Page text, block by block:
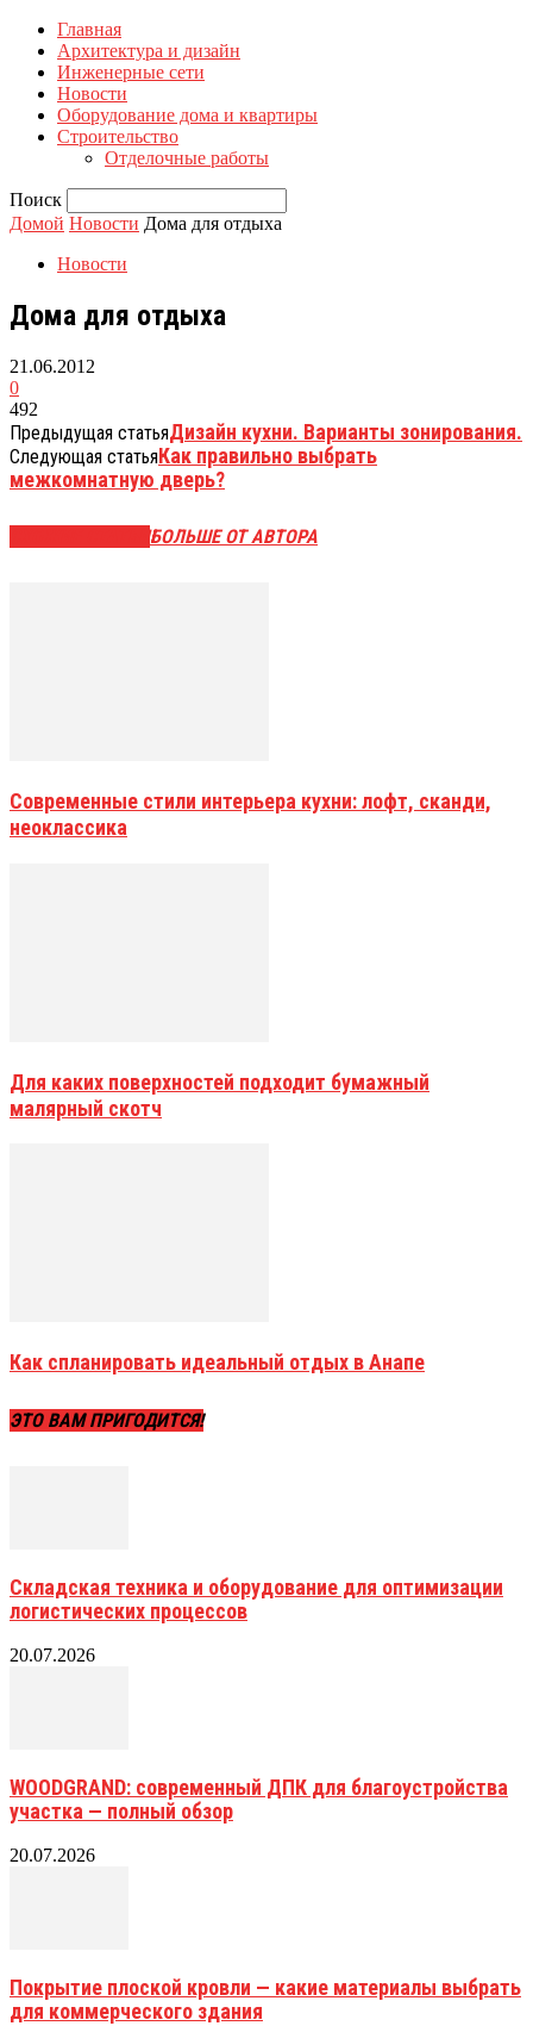
Главная
Архитектура и дизайн
Инженерные сети
Новости
Оборудование дома и квартиры
Строительство
Отделочные работы
Поиск
Домой Новости Дома для отдыха
Новости
Дома для отдыха
21.06.2012
0
492
Предыдущая статьяДизайн кухни. Варианты зонирования.
Следующая статьяКак правильно выбрать
межкомнатную дверь?
БОЛЬШЕ ОТ АВТОРА
Современные стили интерьера кухни: лофт, сканди,
неоклассика
Для каких поверхностей подходит бумажный
малярный скотч
Как спланировать идеальный отдых в Анапе
ЭТО ВАМ ПРИГОДИТСЯ!
Складская техника и оборудование для оптимизации
логистических процессов
20.07.2026
WOODGRAND: современный ДПК для благоустройства
участка — полный обзор
20.07.2026
Покрытие плоской кровли — какие материалы выбрать
для коммерческого здания